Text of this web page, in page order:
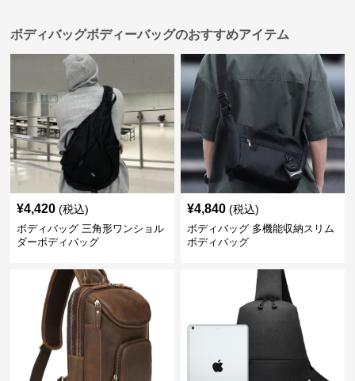
ボディバッグボディーバッグのおすすめアイテム
¥4,420 (税込)
ボディバッグ 三角形ワンショル
ダーボディバッグ
¥4,840 (税込)
ボディバッグ 多機能収納スリム
ボディバッグ